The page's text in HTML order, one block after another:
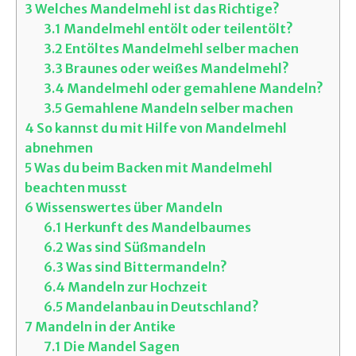
3 Welches Mandelmehl ist das Richtige?
3.1 Mandelmehl entölt oder teilentölt?
3.2 Entöltes Mandelmehl selber machen
3.3 Braunes oder weißes Mandelmehl?
3.4 Mandelmehl oder gemahlene Mandeln?
3.5 Gemahlene Mandeln selber machen
4 So kannst du mit Hilfe von Mandelmehl
abnehmen
5Was du beim Backen mit Mandelmehl
beachten musst
6 Wissenswertes über Mandeln
6.1 Herkunft des Mandelbaumes
6.2 Was sind Süßmandeln
6.3 Was sind Bittermandeln?
6.4 Mandeln zur Hochzeit
6.5 Mandelanbau in Deutschland?
7 Mandeln in der Antike
7.1 Die Mandel Sagen